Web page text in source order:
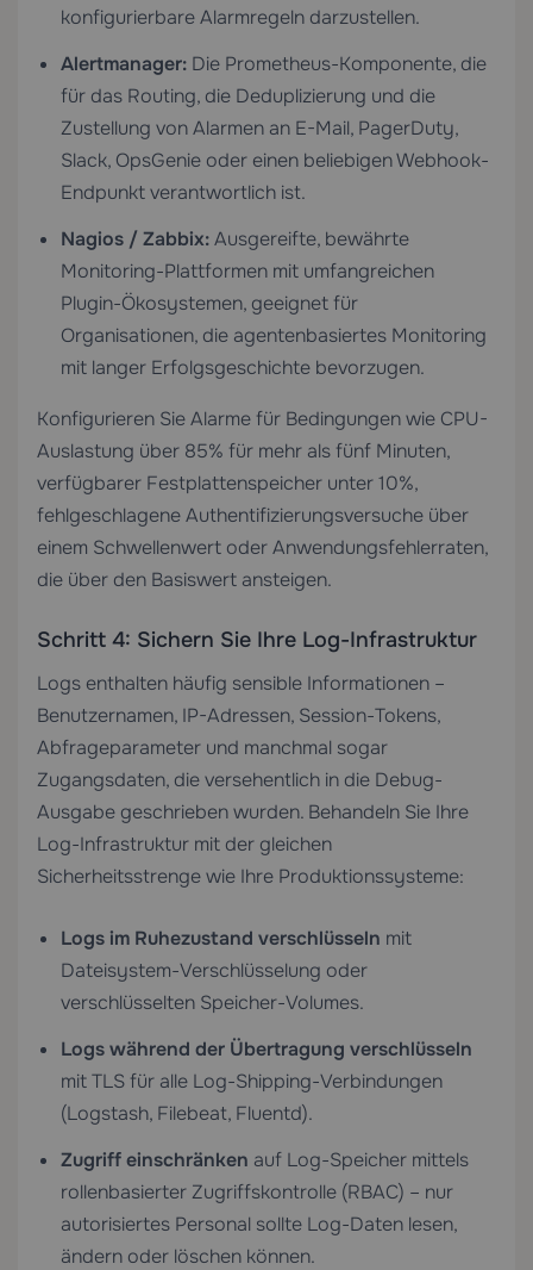
konfigurierbare Alarmregeln darzustellen.
Alertmanager: Die Prometheus-Komponente, die
für das Routing, die Deduplizierung und die
Zustellung von Alarmen an E-Mail, PagerDuty,
Slack, OpsGenie oder einen beliebigen Webhook-
Endpunkt verantwortlich ist.
Nagios / Zabbix:Ausgereifte, bewährte
Monitoring-Plattformen mit umfangreichen
Plugin-Ökosystemen, geeignet für
Organisationen, die agentenbasiertes Monitoring
mit langer Erfolgsgeschichte bevorzugen.
Konfigurieren Sie Alarme für Bedingungen wie CPU-
Auslastung über 85% für mehr als fünf Minuten,
verfügbarer Festplattenspeicher unter 10%,
fehlgeschlagene Authentifizierungsversuche über
einem Schwellenwert oder Anwendungsfehlerraten,
die über den Basiswert ansteigen.
Schritt 4: Sichern Sie Ihre Log-Infrastruktur
Logs enthalten häufig sensible Informationen –
Benutzernamen, IP-Adressen, Session-Tokens,
Abfrageparameter und manchmal sogar
Zugangsdaten, die versehentlich in die Debug-
Ausgabe geschrieben wurden. Behandeln Sie Ihre
Log-Infrastruktur mit der gleichen
Sicherheitsstrenge wie Ihre Produktionssysteme:
Logs im Ruhezustand verschlüsseln mit
Dateisystem-Verschlüsselung oder
verschlüsselten Speicher-Volumes.
Logs während der Übertragung verschlüsseln
mit TLS für alle Log-Shipping-Verbindungen
(Logstash, Filebeat, Fluentd).
Zugriff einschränken auf Log-Speicher mittels
rollenbasierter Zugriffskontrolle (RBAC) – nur
autorisiertes Personal sollte Log-Daten lesen,
ändern oder löschen können.